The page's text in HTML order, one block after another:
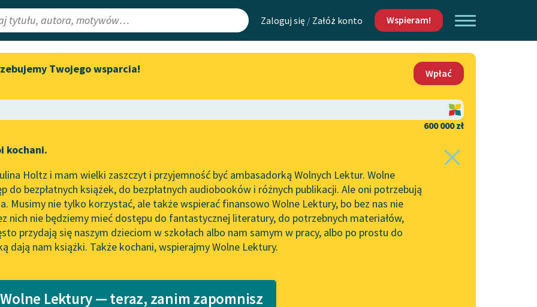
Zaloguj się / Załóż konto Wspieram!
Lektury
redakcyjne
Aktualności
„Prokurator Alicja Horn” do
literatury skandynawskiej
Spotkanie z Katarzyną Tunkiel
w Oslo
102. lata temu zmarł Joseph
Conrad
Mapa Wolnych Lektur
Leśmianator
API
OAI-PMH
Widget Wolnych Lektur
Katalog
Katalog w formacie PDF
Kontakt
O projekcie
Zasady wykorzystania
Wolnych Lektur
Logotypy
Materiały promocyjne
Twojego wsparcia!
Wpłać
600 000 zł
kochani.
Holtz i mam wielki zaszczyt i przyjemność być ambasadorką Wolnych Lektur. Wolne
do bezpłatnych książek, do bezpłatnych audiobooków i różnych publikacji. Ale oni potrzebują
Musimy nie tylko korzystać, ale także wspierać finansowo Wolne Lektury, bo bez nas nie
nich nie będziemy mieć dostępu do fantastycznej literatury, do potrzebnych materiałów,
przydają się naszym dzieciom w szkołach albo nam samym w pracy, albo po prostu do
dają nam książki. Także kochani, wspierajmy Wolne Lektury.
Lektury — teraz, zanim zapomnisz
Kamil Baczyński✖
Kamila Baczyńskiego